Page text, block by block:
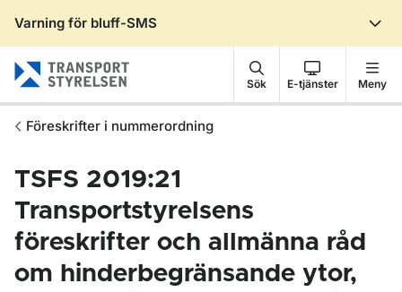
Varning för bluff-SMS
Sök E-tjänster Meny
Föreskrifter i nummerordning
TSFS 2019:21
Transportstyrelsens
föreskrifter och allmänna råd
om hinderbegränsande ytor,